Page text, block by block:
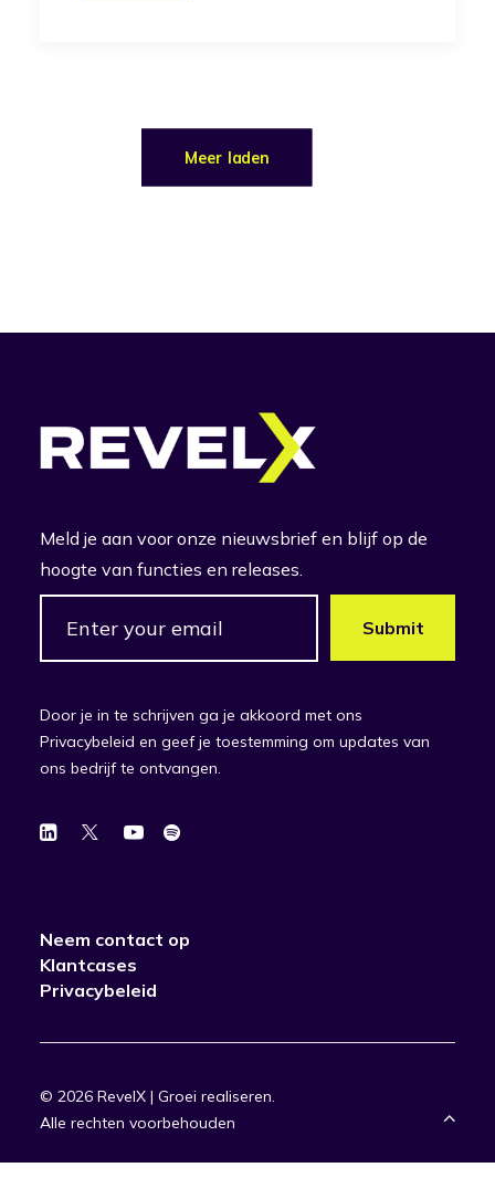
Meer laden
Meld je aan voor onze nieuwsbrief en blijf op de
hoogte van functies en releases.
Door je in te schrijven ga je akkoord met ons
Privacybeleid en geef je toestemming om updates van
ons bedrijf te ontvangen.
Neem contact op
Klantcases
Privacybeleid
© 2026 RevelX | Groei realiseren.
Alle rechten voorbehouden